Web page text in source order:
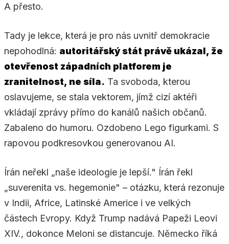
A přesto.
Tady je lekce, která je pro nás uvnitř demokracie
nepohodlná: autoritářský stát právě ukázal, že
otevřenost západních platforem je
zranitelnost, ne síla. Ta svoboda, kterou
oslavujeme, se stala vektorem, jímž cizí aktéři
vkládají zprávy přímo do kanálů našich občanů.
Zabaleno do humoru. Ozdobeno Lego figurkami. S
rapovou podkresovkou generovanou AI.
Írán neřekl „naše ideologie je lepší." Írán řekl
„suverenita vs. hegemonie" – otázku, která rezonuje
v Indii, Africe, Latinské Americe i ve velkých
částech Evropy. Když Trump nadává Papeži Leovi
XIV., dokonce Meloni se distancuje. Německo říká